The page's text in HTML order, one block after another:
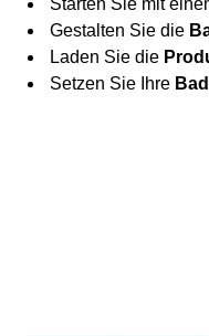
Starten Sie mit
Gestalten Sie die
Laden Sie die
Setzen Sie Ihre